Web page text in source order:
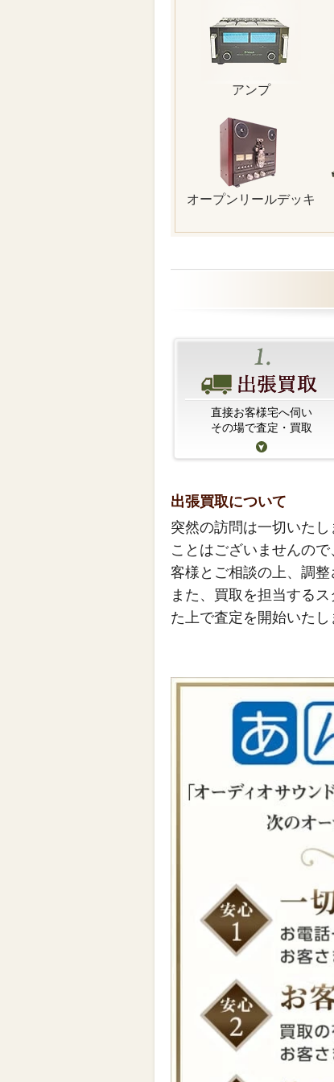
アンプ
オープンリールデッキ
直接お客様宅へ伺い
その場で査定・買取
出張買取について
突然の訪問は一切いた
ことはございませんの
客様とご相談の上、調整
また、買取を担当する
た上で査定を開始いたし